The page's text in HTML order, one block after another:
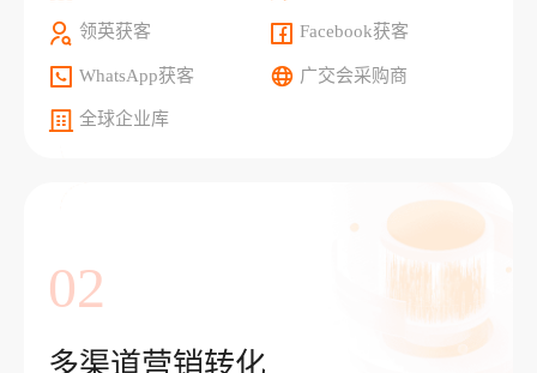
领英获客 Facebook获客
WhatsApp获客 广交会采购商
全球企业库
02
多渠道营销转化